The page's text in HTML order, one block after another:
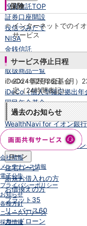
投資信託TOP
証券口座開設
投信つみたて
NISA
金銭信託
金銭信託のしくみ
取扱商品一覧
iDeCo・国民年金基金
iDeCo（個人型確定拠出年
国民年金基金
ロボアドバイザークラウ
WealthNavi for イオン銀
まいクラウドファンディ
ローン
住宅ローン
新規お借入れの方
お借換えの方
フラット35
リ・バース60
カードローン
保険
インターネットでのイ
サービス
サービス停止日程
2024年2月26日（月）
定（24時間表記）
過去のお知らせ
会社情報
メンテナンス情報
電子公告
プライバシーポリシー
お知らせ
各種方針
ニュースリリース
採用情報